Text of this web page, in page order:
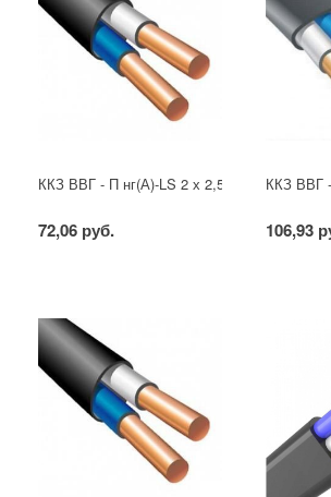
ККЗ ВВГ - П нг(А)-LS 2 х 2,5 ГОСТ
72,06 руб.
ККЗ ВВГ
106,93